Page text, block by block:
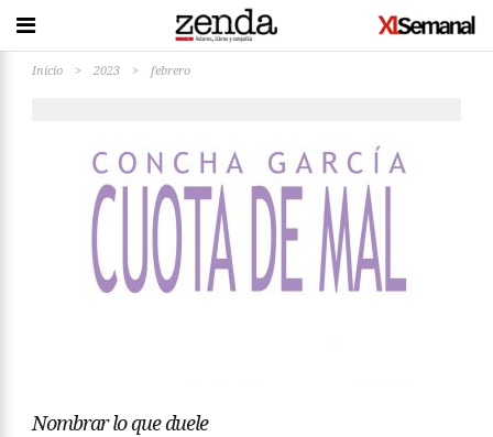
Inicio > 2023 > febrero
Nombrar lo que duele